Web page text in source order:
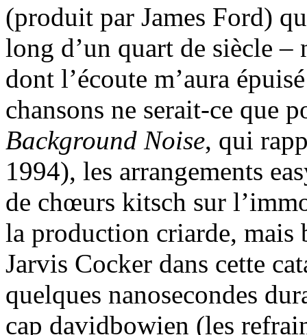
(produit par James Ford)
long d’un quart de siècle –
dont l’écoute m’aura
chansons ne serait-ce que
Background Noise, qui
1994), les arrangements
de chœurs kitsch sur
la production criarde, mais
Jarvis Cocker dans cette
quelques nanosecondes
cap davidbowien (les